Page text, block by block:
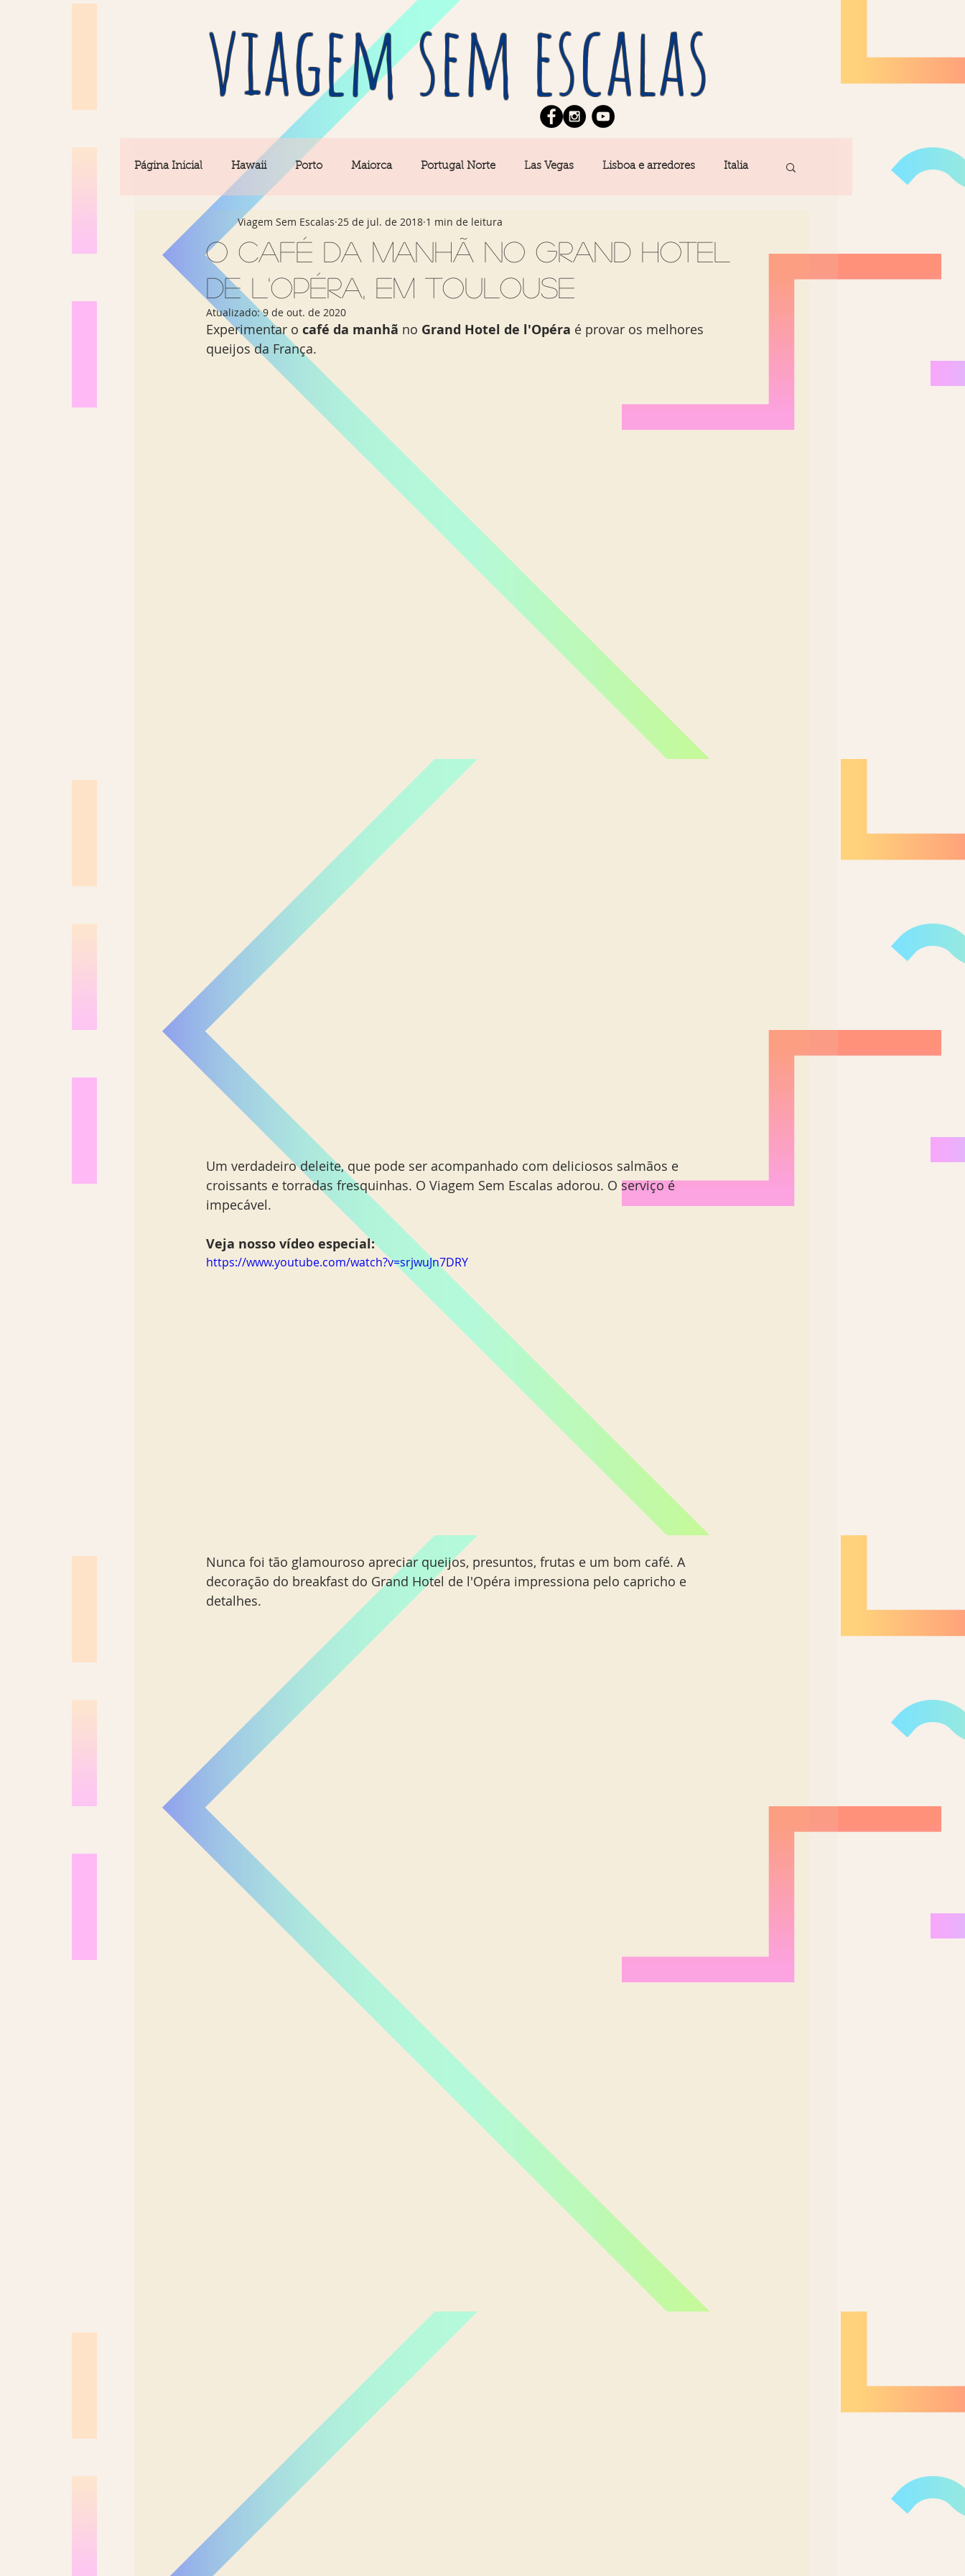
viagem sem escalas
Página Inicial Hawaii Porto Maiorca Portugal Norte Las Vegas Lisboa e arredores Italia
Barcelona Seul Equipe News Berlim Algarve
Rio & São Paulo Portugal Central Açores Amsterdam Buenos Aires
Los Angeles Madrid New York Phoenix
O café da manhã no Grand Hotel
de l'Opéra, em Toulouse
Viagem Sem Escalas 25 de jul. de 2018 1 min de leitura
Atualizado:9 de out. de 2020
Experimentar o café da manhã no Grand Hotel de l'Opéra é provar os melhores
queijos da França.
Um verdadeiro deleite, que pode ser acompanhado com deliciosos salmãos e
croissants e torradas fresquinhas. O Viagem Sem Escalas adorou. O serviço é
impecável.
Veja nosso vídeo especial:
https://www.youtube.com/watch?v=srjwuJn7DRY
Nunca foi tão glamouroso apreciar queijos, presuntos, frutas e um bom café. A
decoração do breakfast do Grand Hotel de l'Opéra impressiona pelo capricho e
detalhes.